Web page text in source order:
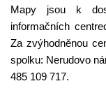
Mapy jsou k
informačních
Za zvýhodněnou
spolku: Nerudovo
485 109 717.